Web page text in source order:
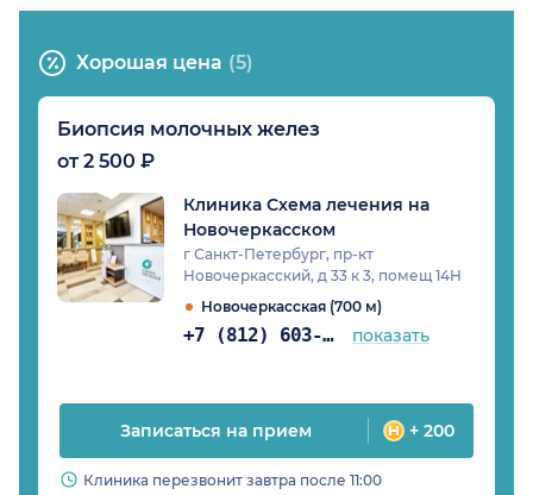
Хорошая цена (5)
Биопсия молочных желез
от 2 500 ₽
Клиника Схема лечения на
Новочеркасском
г Санкт-Петербург, пр-кт
Новочеркасский, д 33 к 3, помещ 14Н
Новочеркасская (700 м)
+7 (812) 603-51-60 показать
Записаться на прием + 200
Клиника перезвонит завтра после 11:00